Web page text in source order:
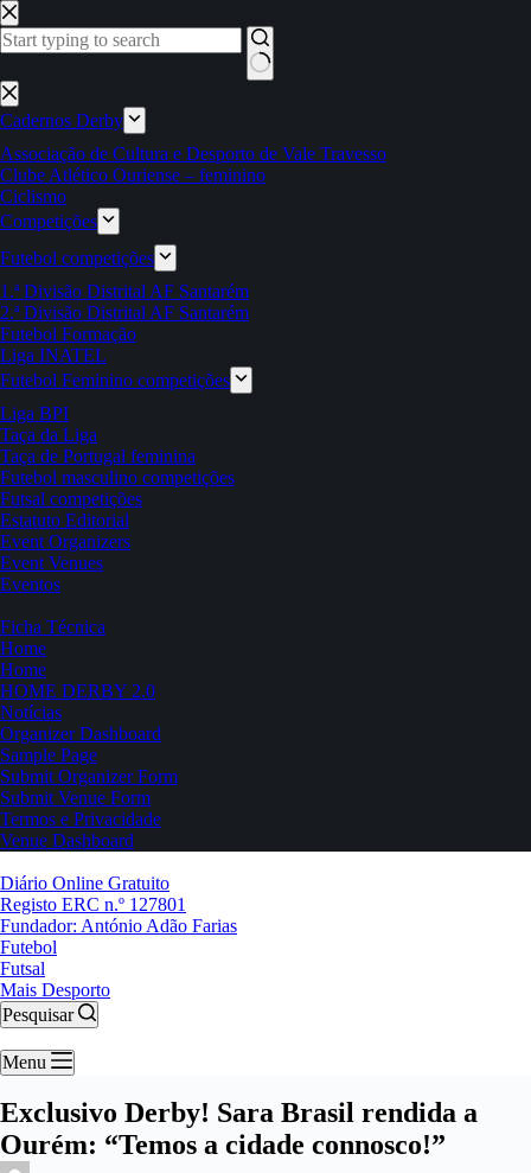
Pular
para
o
Sem
resultados
Cadernos Derby
Associação de Cultura e Desporto de Vale Travesso
Clube Atlético Ouriense – feminino
Ciclismo
Competições
Futebol competições
1.ª Divisão Distrital AF Santarém
2.ª Divisão Distrital AF Santarém
Futebol Formação
Liga INATEL
Futebol Feminino competições
Liga BPI
Taça da Liga
Taça de Portugal feminina
Futebol masculino competições
Futsal competições
Estatuto Editorial
Event Organizers
Event Venues
Eventos
Ficha Técnica
Home
Home
HOME DERBY 2.0
Notícias
Organizer Dashboard
Sample Page
Submit Organizer Form
Submit Venue Form
Termos e Privacidade
Venue Dashboard
Diário Online Gratuito
Registo ERC n.º 127801
Fundador: António Adão Farias
Futebol
Futsal
Mais Desporto
Pesquisar
Menu
Exclusivo Derby! Sara Brasil rendida a
Ourém: “Temos a cidade connosco!”